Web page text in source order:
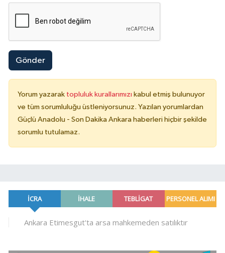
Gönder
Yorum yazarak topluluk kurallarımızı kabul etmiş bulunuyor
ve tüm sorumluluğu üstleniyorsunuz. Yazılan yorumlardan
Güçlü Anadolu - Son Dakika Ankara haberleri hiçbir şekilde
sorumlu tutulamaz.